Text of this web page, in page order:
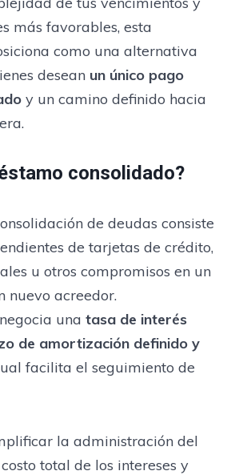
más favorables, esta
como una alternativa
desean un único pago
y un camino definido hacia
consolidado?
de deudas consiste
de tarjetas de crédito,
u otros compromisos en un
nuevo acreedor.
una tasa de interés
de amortización definido y
facilita el seguimiento de
la administración del
total de los intereses y